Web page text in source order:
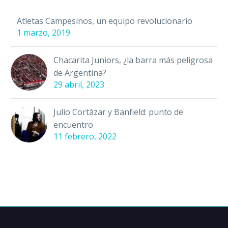
faltó? ¿Qué…
Atletas Campesinos, un equipo revolucionario
1 marzo, 2019
Chacarita Juniors, ¿la barra más peligrosa
de Argentina?
29 abril, 2023
Julio Cortázar y Banfield: punto de
encuentro
11 febrero, 2022